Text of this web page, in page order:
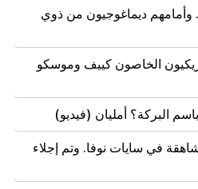
وأمامهم ديماغوجيون من ذوي
الخاصون كييف وموسكو
البركة؟ أمليان (فيديو)
في سايات نوفا. وتم إجلاء